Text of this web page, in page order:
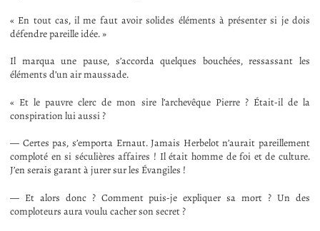
« En tout cas, il me faut avoir solides éléments à présenter si je dois
défendre pareille idée. »
Il marqua une pause, s’accorda quelques bouchées, ressassant les
éléments d’un air maussade.
« Et le pauvre clerc de mon sire l’archevêque Pierre ? Était-il de la
conspiration lui aussi ?
— Certes pas, s’emporta Ernaut. Jamais Herbelot n’aurait pareillement
comploté en si séculières affaires ! Il était homme de foi et de culture.
J’en serais garant à jurer sur les Évangiles !
— Et alors donc ? Comment puis-je expliquer sa mort ? Un des
comploteurs aura voulu cacher son secret ?